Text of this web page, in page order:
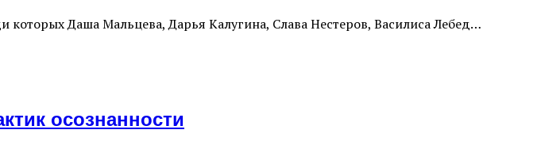
Даша Мальцева, Дарья Калугина, Слава Нестеров, Василиса Лебед…
осознанности